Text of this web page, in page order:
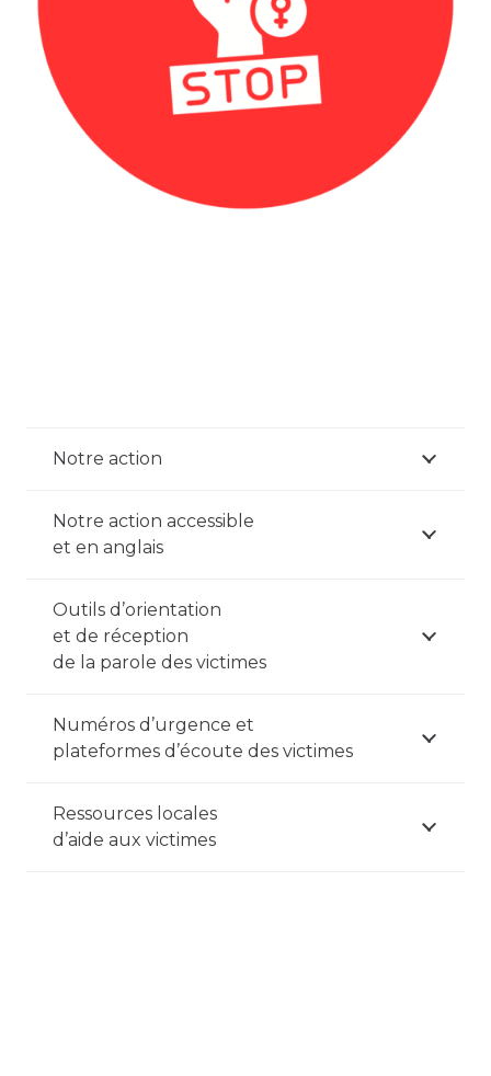
Notre action
Notre action accessible
et en anglais
Outils d’orientation
et de réception
de la parole des victimes
Numéros d’urgence et
plateformes d’écoute des victimes
Ressources locales
d’aide aux victimes